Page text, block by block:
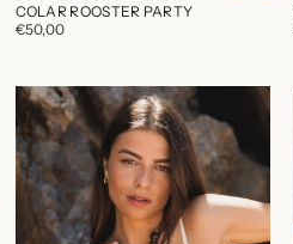
COLAR ROOSTER PARTY
€50,00